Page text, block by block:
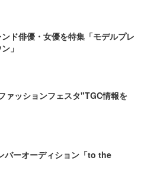
ド俳優・女優を特集「モデルプレ
」
ァッションフェスタ"TGC情報を
バーオーディション「to the